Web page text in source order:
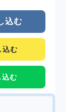
込む
込む
む